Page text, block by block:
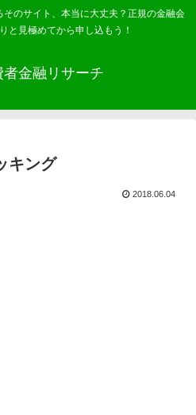
のサイト、本当に大丈夫？正規の金融会
と見極めてから申し込もう！
金融リサーチ
キング
2018.06.04